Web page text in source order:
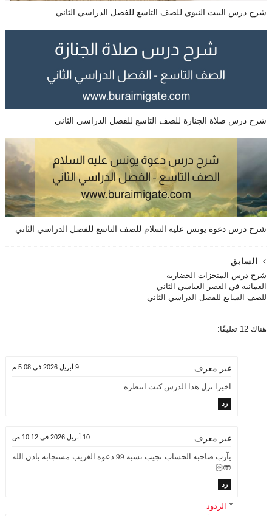
شرح درس البيت النبوي للصف التاسع للفصل الدراسي الثاني
شرح درس صلاة الجنازة للصف التاسع للفصل الدراسي الثاني
شرح درس دعوة يونس عليه السلام للصف التاسع للفصل الدراسي الثاني
السابق
شرح درس المنجزات الحضارية
العمانية في العصر العباسي الثاني
للصف السابع للفصل الدراسي الثاني
هناك 12 تعليقًا:
غير معرف 9 أبريل 2026 في 5:08 م
اخيرا نزل هذا الدرس كنت انتظره
رد
غير معرف 10 أبريل 2026 في 10:12 ص
يآرب صاحبه الحساب تجيب نسبه 99 دعوه الغريب مستجابه باذن الله
🤲🏻
رد
الردود